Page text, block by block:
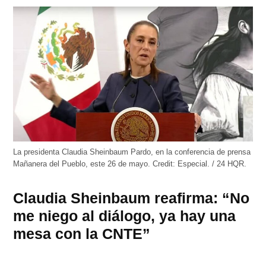
abre
en
una
ventana
nueva)
abre
en
una
ventana
nueva)
abre
en
una
ventana
nueva)
abre
en
abre
en
una
ventana
nueva)
La presidenta Claudia Sheinbaum Pardo, en la conferencia de prensa
Mañanera del Pueblo, este 26 de mayo.Credit: Especial. / 24 HQR.
Claudia Sheinbaum reafirma: “No
me niego al diálogo, ya hay una
mesa con la CNTE”